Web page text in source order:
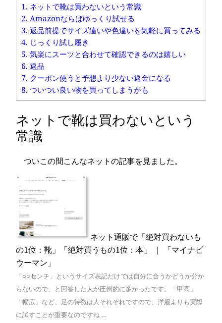
1. ネットで靴は買わないという常識
2. Amazonならばゆっくり試せる
3. 返品前提でサイズ違いや色違いを気軽に買ってみる
4. じっくり試し履き
5. 気楽にスーツと合わせて確認できるのは嬉しい
6. 返品
7. クーポン使うと予想より少ない返金になる
8. ついつい良い物を買ってしまうかも
ネットで靴は買わないという
常識
ついこの間こんなネットの記事を見ました。
ネット通販で「絶対買わないも
の1位：靴」「絶対買うもの1位：本」 ｜ 「マイナビ
ウーマン」
「○○センチ」というサイズ表記だけでは自分に合うかどうか分か
らないので、と回答した人が圧倒的に多かったです。「甲高」
「幅広」など、足の特徴は人それぞれですので、洋服よりも実際
に試すことが重要なのですね …